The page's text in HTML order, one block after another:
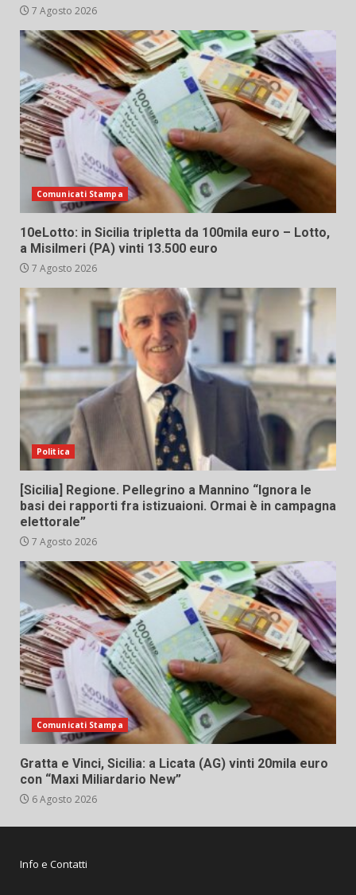
7 Agosto 2026
Comunicati Stampa
10eLotto: in Sicilia tripletta da 100mila euro – Lotto,
a Misilmeri (PA) vinti 13.500 euro
7 Agosto 2026
Politica
[Sicilia] Regione. Pellegrino a Mannino “Ignora le
basi dei rapporti fra istizuaioni. Ormai è in campagna
elettorale”
7 Agosto 2026
Comunicati Stampa
Gratta e Vinci, Sicilia: a Licata (AG) vinti 20mila euro
con “Maxi Miliardario New”
6 Agosto 2026
Info e Contatti